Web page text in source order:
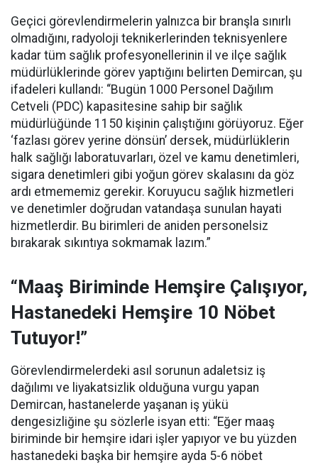
Geçici görevlendirmelerin yalnızca bir branşla sınırlı
olmadığını, radyoloji teknikerlerinden teknisyenlere
kadar tüm sağlık profesyonellerinin il ve ilçe sağlık
müdürlüklerinde görev yaptığını belirten Demircan, şu
ifadeleri kullandı: “Bugün 1000 Personel Dağılım
Cetveli (PDC) kapasitesine sahip bir sağlık
müdürlüğünde 1150 kişinin çalıştığını görüyoruz. Eğer
‘fazlası görev yerine dönsün’ dersek, müdürlüklerin
halk sağlığı laboratuvarları, özel ve kamu denetimleri,
sigara denetimleri gibi yoğun görev skalasını da göz
ardı etmememiz gerekir. Koruyucu sağlık hizmetleri
ve denetimler doğrudan vatandaşa sunulan hayati
hizmetlerdir. Bu birimleri de aniden personelsiz
bırakarak sıkıntıya sokmamak lazım.”
“Maaş Biriminde Hemşire Çalışıyor,
Hastanedeki Hemşire 10 Nöbet
Tutuyor!”
Görevlendirmelerdeki asıl sorunun adaletsiz iş
dağılımı ve liyakatsizlik olduğuna vurgu yapan
Demircan, hastanelerde yaşanan iş yükü
dengesizliğine şu sözlerle isyan etti: “Eğer maaş
biriminde bir hemşire idari işler yapıyor ve bu yüzden
hastanedeki başka bir hemşire ayda 5-6 nöbet